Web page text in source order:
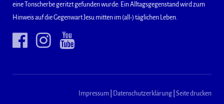
eine Tonscherbe geritzt gefunden wurde: Ein Alltagsgegenstand wird zum
Hinweis auf die Gegenwart Jesu mitten im (all-) täglichen Leben.
Impressum Datenschutzerklärung Seite drucken